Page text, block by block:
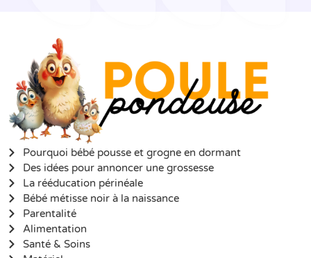
Pourquoi bébé pousse et grogne en dormant
Des idées pour annoncer une grossesse
La rééducation périnéale
Bébé métisse noir à la naissance
Parentalité
Alimentation
Santé & Soins